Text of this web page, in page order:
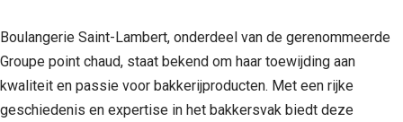
Boulangerie Saint-Lambert, onderdeel van de gerenommeerde
Groupe point chaud, staat bekend om haar toewijding aan
kwaliteit en passie voor bakkerijproducten. Met een rijke
geschiedenis en expertise in het bakkersvak biedt deze